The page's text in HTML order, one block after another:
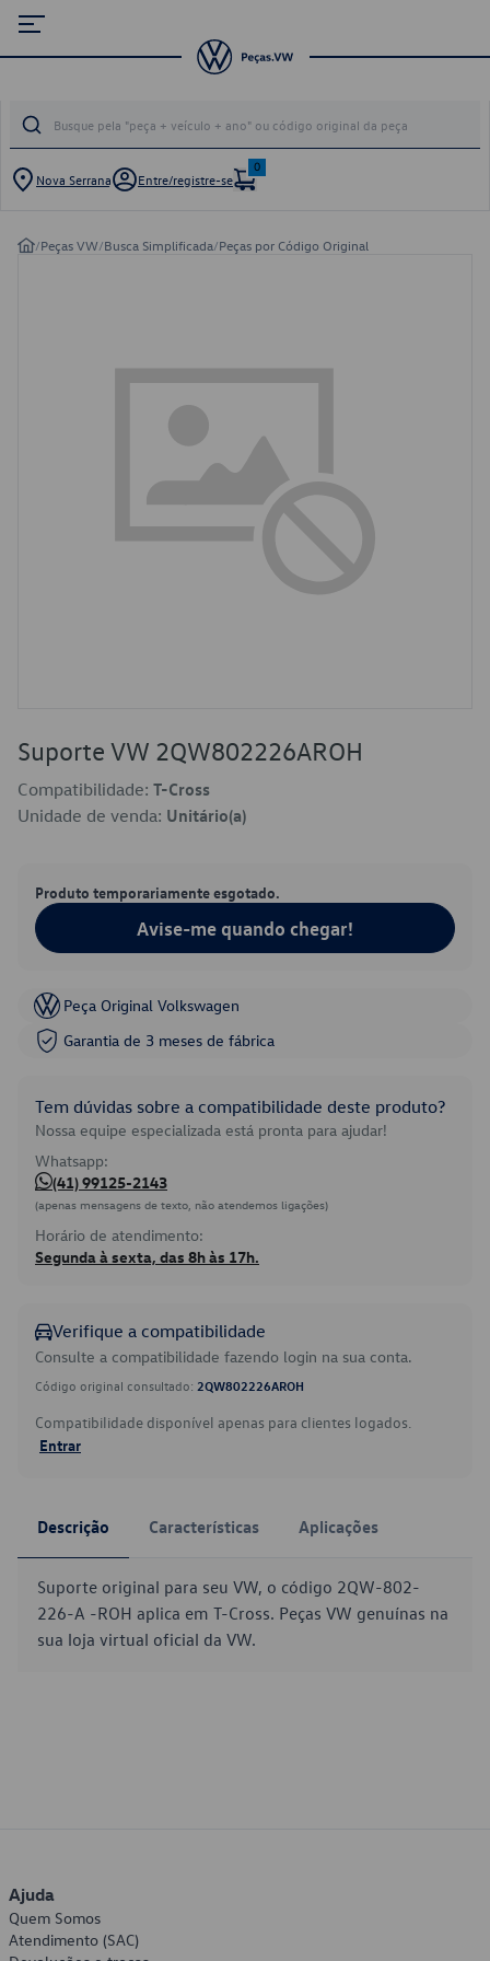
Nova Serrana Entre/registre-se
0
/Peças VW/Busca Simplificada/Peças por Código Original
Suporte VW 2QW802226AROH
Compatibilidade: T-Cross
Unidade de venda: Unitário(a)
Produto temporariamente esgotado.
Avise-me quando chegar!
Peça Original Volkswagen
Garantia de 3 meses de fábrica
Tem dúvidas sobre a compatibilidade deste produto?
Nossa equipe especializada está pronta para ajudar!
Whatsapp:
(41) 99125-2143
(apenas mensagens de texto, não atendemos ligações)
Horário de atendimento:
Segunda à sexta, das 8h às 17h.
Verifique a compatibilidade
Consulte a compatibilidade fazendo login na sua conta.
Código original consultado: 2QW802226AROH
Compatibilidade disponível apenas para clientes logados.
Entrar
Descrição Características Aplicações
Suporte original para seu VW, o código 2QW-802-
226-A -ROH aplica em T-Cross. Peças VW genuínas na
sua loja virtual oficial da VW.
Ajuda
Quem Somos
Atendimento (SAC)